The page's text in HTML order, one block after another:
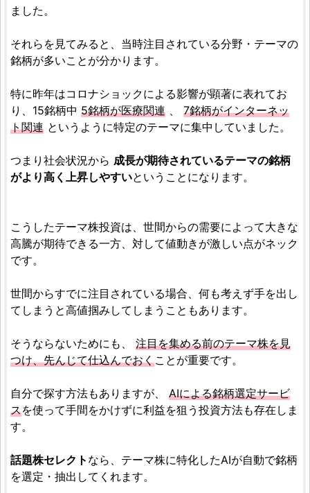
ました。
それらを見てみると、当時注目されている分野・テーマの
銘柄が多いことが分かります。
特に昨年はコロナショックによる影響が顕著に表れてお
り、15銘柄中 5銘柄が医療関連 、 7銘柄がインターネッ
ト関連 というように特定のテーマに集中していました。
つまり社会状況から 成長が期待されているテーマの銘柄
がより高く上昇しやすいということになります。
こうしたテーマ株投資は、世間からの需要によって大きな
高騰が期待できる一方、対して値動きが激しい点がネック
です。
世間からすでに注目されている場合、何も考えず手を出し
てしまうと高値掴みしてしまうこともあります。
そうならないためにも、 注目を集める前のテーマ株を見
つけ、先んじて仕込んでおくことが重要です。
自分で探す方法もありますが、 AIによる銘柄選定サービ
スを使って手間をかけずに利益を狙う投資方法も存在しま
す。
話題株セレクト なら、テーマ株に特化したAIが自動で銘柄
を選定・抽出してくれます。